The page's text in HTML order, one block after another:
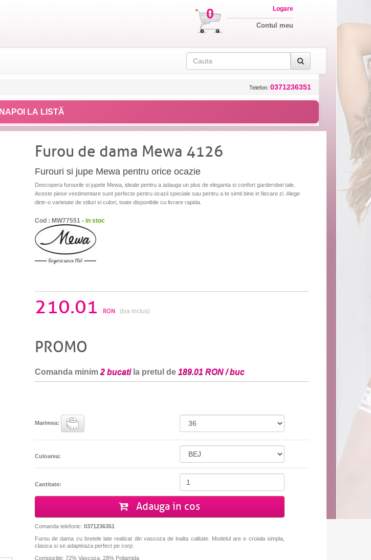
0 Logare
Contul meu
Telefon: 0371236351
ÎNAPOI LA LISTĂ
Furou de dama Mewa 4126
Furouri si jupe Mewa pentru orice ocazie
Descopera furourile si jupele Mewa, ideale pentru a adauga un plus de eleganta si confort garderobei tale.
Aceste piese vestimentare sunt perfecte pentru ocazii speciale sau pentru a te simti bine in fiecare zi. Alege
dintr-o varietate de stiluri si culori, toate disponibile cu livrare rapida.
Cod : MW77551 - in stoc
210.01 RON (tva inclus)
PROMO
Comanda minim 2 bucatila pretul de 189.01 RON / buc
Marimea:
Culoarea:
Cantitate:
Adauga in cos
Comanda telefonic: 0371236351
Furou de dama cu bretele late realizat din vascoza de inalta calitate. Modelul are o croiala simpla,
clasica si se adapteaza perfect pe corp.
Compozitie: 72% Vascoza, 28% Poliamida